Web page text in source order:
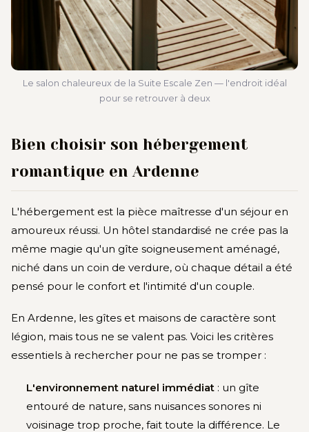
Le salon chaleureux de la Suite Escale Zen — l'endroit idéal
pour se retrouver à deux
Bien choisir son hébergement
romantique en Ardenne
L'hébergement est la pièce maîtresse d'un séjour en
amoureux réussi. Un hôtel standardisé ne crée pas la
même magie qu'un gîte soigneusement aménagé,
niché dans un coin de verdure, où chaque détail a été
pensé pour le confort et l'intimité d'un couple.
En Ardenne, les gîtes et maisons de caractère sont
légion, mais tous ne se valent pas. Voici les critères
essentiels à rechercher pour ne pas se tromper :
L'environnement naturel immédiat : un gîte
entouré de nature, sans nuisances sonores ni
voisinage trop proche, fait toute la différence. Le